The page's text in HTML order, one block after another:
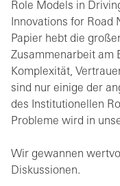
Role Models in
Innovations for Road
Papier hebt die
Zusammenarbeit am
Komplexität,
sind nur einige der
des Institutionellen
Probleme wird in
Wir gewannen
Diskussionen.